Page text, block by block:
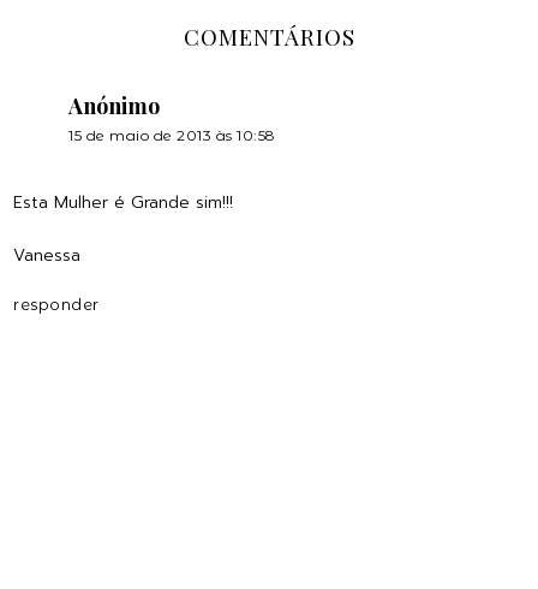
COMENTÁRIOS
Anónimo
15 de maio de 2013 às 10:58
Esta Mulher é Grande sim!!!
Vanessa
responder